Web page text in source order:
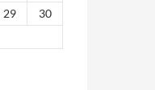
29
30